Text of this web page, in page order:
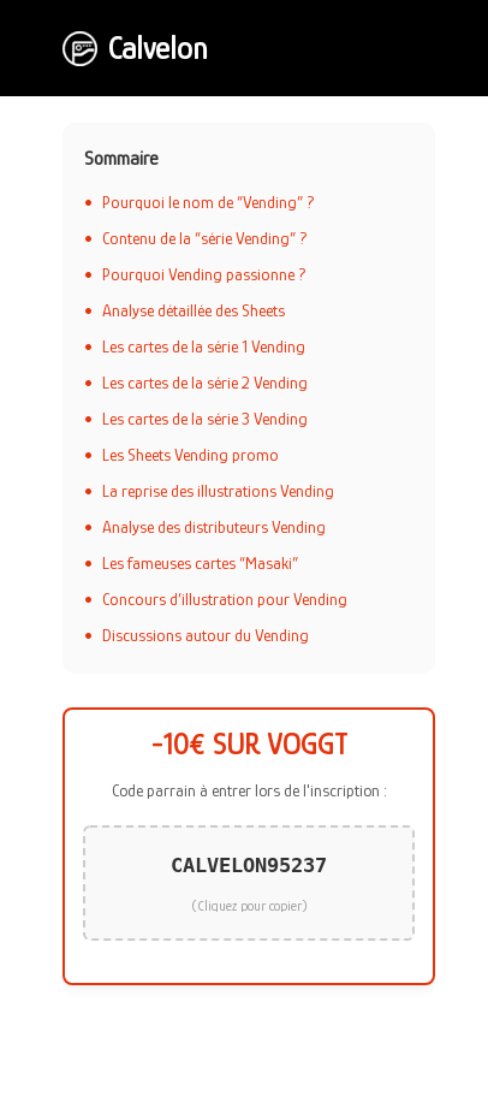
Calvelon
Sommaire
Pourquoi le nom de “Vending” ?
Contenu de la “série Vending” ?
Pourquoi Vending passionne ?
Analyse détaillée des Sheets
Les cartes de la série 1 Vending
Les cartes de la série 2 Vending
Les cartes de la série 3 Vending
Les Sheets Vending promo
La reprise des illustrations Vending
Analyse des distributeurs Vending
Les fameuses cartes “Masaki”
Concours d’illustration pour Vending
Discussions autour du Vending
-10€ SUR VOGGT
Code parrain à entrer lors de l'inscription :
CALVELON95237
(Cliquez pour copier)